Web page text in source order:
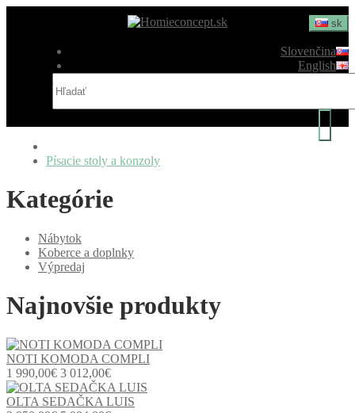
sk
Slovenčina
English
Písacie stoly a konzoly
Kategórie
Nábytok
Koberce a doplnky
Výpredaj
Najnovšie produkty
NOTI KOMODA COMPLI
1 990,00€ 3 012,00€
OLTA SEDAČKA LUIS